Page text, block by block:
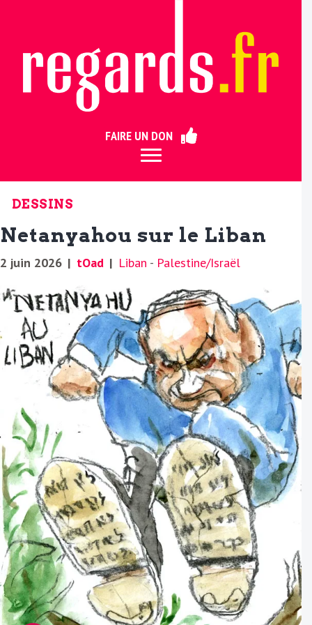
FAIRE UN DON
DESSINS
Netanyahou sur le Liban
2 juin 2026 | tOad | Liban - Palestine/Israël